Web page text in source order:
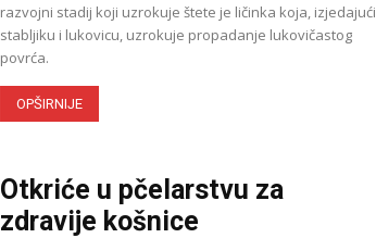
razvojni stadij koji uzrokuje štete je ličinka koja, izjedajući
stabljiku i lukovicu, uzrokuje propadanje lukovičastog
povrća.
OPŠIRNIJE
Otkriće u pčelarstvu za
zdravije košnice